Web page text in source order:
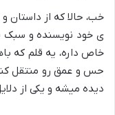
خب، حالا که از داستان
ی خود نویسنده و سبک
خاص داره، یه قلم که
حس و عمق رو منتقل
دیده میشه و یکی از